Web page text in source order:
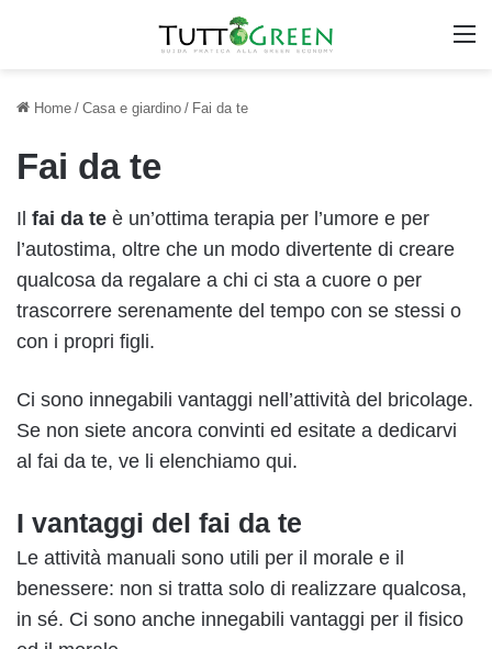
Home / Casa e giardino / Fai da te
Fai da te
Il fai da te è un’ottima terapia per l’umore e per
l’autostima, oltre che un modo divertente di creare
qualcosa da regalare a chi ci sta a cuore o per
trascorrere serenamente del tempo con se stessi o
con i propri figli.
Ci sono innegabili vantaggi nell’attività del bricolage.
Se non siete ancora convinti ed esitate a dedicarvi
al fai da te, ve li elenchiamo qui.
I vantaggi del fai da te
Le attività manuali sono utili per il morale e il
benessere: non si tratta solo di realizzare qualcosa,
in sé. Ci sono anche innegabili vantaggi per il fisico